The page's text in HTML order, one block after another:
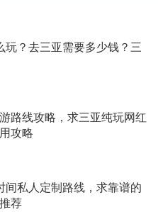
玩？去三亚需要多少钱？三
路线攻略，求三亚纯玩网红
攻略
间私人定制路线，求靠谱的
荐